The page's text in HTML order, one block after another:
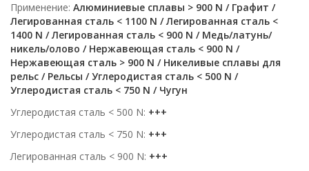
Применение Алюминиевые сплавы > 900 N / Графит /
Легированная сталь < 1100 N / Легированная сталь <
1400 N / Легированная сталь < 900 N / Медь/латунь/
никель/олово / Нержавеющая сталь < 900 N /
Нержавеющая сталь > 900 N / Никеливые сплавы для
рельс / Рельсы / Углеродистая сталь < 500 N /
Углеродистая сталь < 750 N / Чугун
Углеродистая сталь < 500 N +++
Углеродистая сталь < 750 N +++
Легированная сталь < 900 N +++